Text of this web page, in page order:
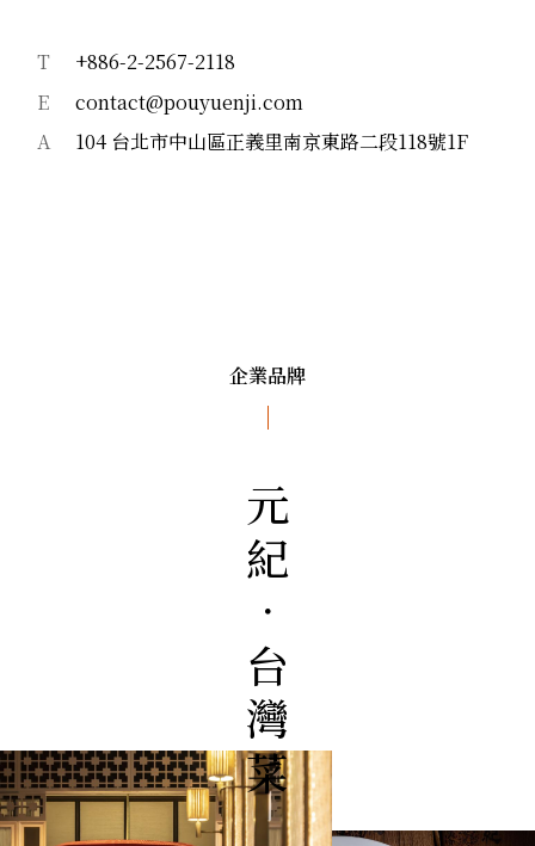
T
+886-2-2567-2118
E
contact@pouyuenji.com
A
104 台北市中山區正義里南京東路二段118號1F
企業品牌
元紀．台灣菜